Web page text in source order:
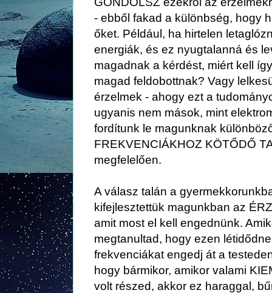
- ebből fakad a különbség, hogy
őket. Például, ha hirtelen
energiák, és ez nyugtalanná és
magadnak a kérdést, miért kell
magad feldobottnak? Vagy
érzelmek - ahogy ezt a
ugyanis nem mások, mint
fordítunk le magunknak
FREKVENCIÁKHOZ KÖTŐDŐ
megfelelően.
A válasz talán a
kifejlesztettük magunkban az
amit most el kell engednünk.
megtanultad, hogy ezen
frekvenciákat engedj át a
hogy bármikor, amikor valami
volt részed, akkor ez haraggal,